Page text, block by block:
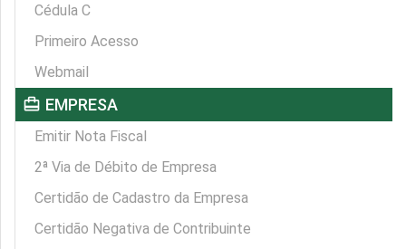
Cédula C
Primeiro Acesso
Webmail
card_travel EMPRESA
Emitir Nota Fiscal
2ª Via de Débito de Empresa
Certidão de Cadastro da Empresa
Certidão Negativa de Contribuinte